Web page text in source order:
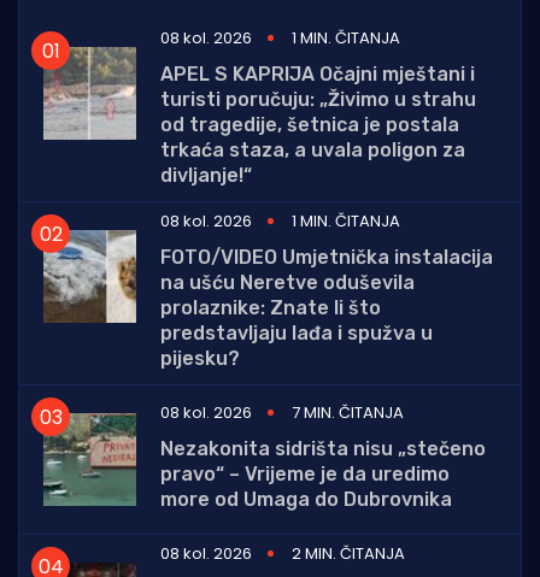
08 kol. 2026
1 MIN. ČITANJA
APEL S KAPRIJA Očajni mještani i
turisti poručuju: „Živimo u strahu
od tragedije, šetnica je postala
trkaća staza, a uvala poligon za
divljanje!“
08 kol. 2026
1 MIN. ČITANJA
FOTO/VIDEO Umjetnička instalacija
na ušću Neretve oduševila
prolaznike: Znate li što
predstavljaju lađa i spužva u
pijesku?
08 kol. 2026
7 MIN. ČITANJA
Nezakonita sidrišta nisu „stečeno
pravo“ – Vrijeme je da uredimo
more od Umaga do Dubrovnika
08 kol. 2026
2 MIN. ČITANJA